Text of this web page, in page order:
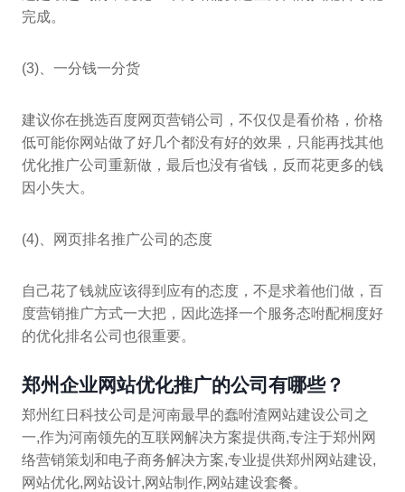
完成。
(3)、一分钱一分货
建议你在挑选百度网页营销公司，不仅仅是看价格，价格
低可能你网站做了好几个都没有好的效果，只能再找其他
优化推广公司重新做，最后也没有省钱，反而花更多的钱
因小失大。
(4)、网页排名推广公司的态度
自己花了钱就应该得到应有的态度，不是求着他们做，百
度营销推广方式一大把，因此选择一个服务态咐配桐度好
的优化排名公司也很重要。
郑州企业网站优化推广的公司有哪些？
郑州红日科技公司是河南最早的蠢咐渣网站建设公司之
一,作为河南领先的互联网解决方案提供商,专注于郑州网
络营销策划和电子商务解决方案,专业提供郑州网站建设,
网站优化,网站设计,网站制作,网站建设套餐。